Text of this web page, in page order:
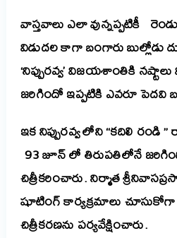
వాస్తవాలు ఎలా వున్నప్పటికీ
విడుదల కాగా బంగారు బుల్లోడు
‘నిప్పురవ్వ’ విజయశాంతికి
జరిగిందో ఇప్పటికి ఎవరూ పెదవి
ఇక నిప్పురవ్వ లోని “కదిలి రండి
93 జూన్ లో తిరుపతిలోనే
చిత్రీకరించారు. నిర్మాత
షూటింగ్ కార్యక్రమాలు
చిత్రీకరణను పర్యవేక్షించారు.